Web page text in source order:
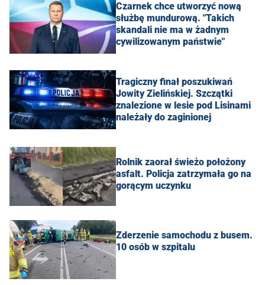
Czarnek chce utworzyć nową
służbę mundurową. "Takich
skandali nie ma w żadnym
cywilizowanym państwie"
Tragiczny finał poszukiwań
Jowity Zielińskiej. Szczątki
znalezione w lesie pod Lisinami
należały do zaginionej
Rolnik zaorał świeżo położony
asfalt. Policja zatrzymała go na
gorącym uczynku
Zderzenie samochodu z busem.
10 osób w szpitalu